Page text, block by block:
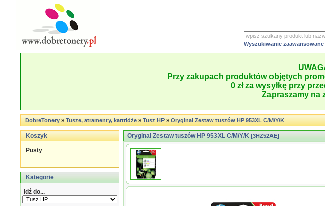
Wyszukiwanie zaawansowane
Przy zakupach produktów objętych
0 zł za wysyłkę przy
Zapraszamy na
DobreTonery»Tusze, atramenty, kartridże»Tusz HP»Oryginał Zestaw tuszów HP 953XL C/M/Y/K
Koszyk
Pusty
Kategorie
Idź do...
Oryginał Zestaw tuszów HP 953XL C/M/Y/K [3HZ52AE]